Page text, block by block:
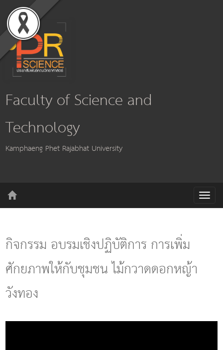
Faculty of Science and
Technology
Kamphaeng Phet Rajabhat University
T
o
i
กิจกรรม อบรมเชิงปฏิบัติการ การเพิ่ม
ศักยภาพให้กับชุมชน ไม้กวาดดอกหญ้า
วังทอง